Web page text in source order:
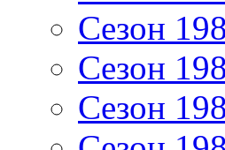
Сезон
Сезон
Сезон